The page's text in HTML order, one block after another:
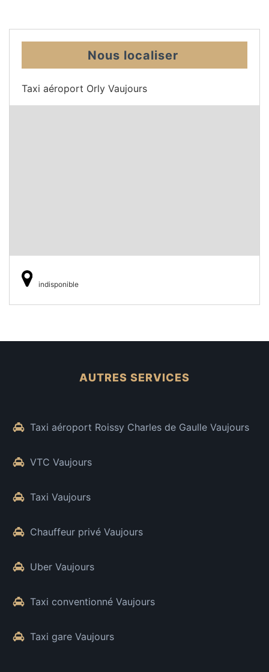
Nous localiser
Taxi aéroport Orly Vaujours
indisponible
AUTRES SERVICES
Taxi aéroport Roissy Charles de Gaulle Vaujours
VTC Vaujours
Taxi Vaujours
Chauffeur privé Vaujours
Uber Vaujours
Taxi conventionné Vaujours
Taxi gare Vaujours